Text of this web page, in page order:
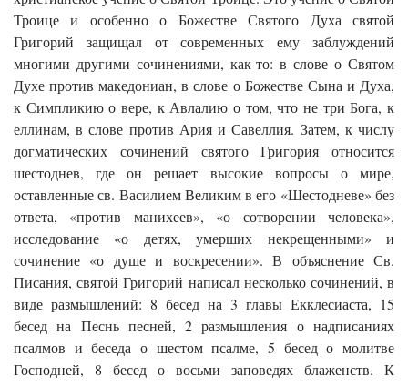
Троице и особенно о Божестве Святого Духа святой
Григорий защищал от современных ему заблуждений
многими другими сочинениями, как-то: в слове о Святом
Духе против македониан, в слове о Божестве Сына и Духа,
к Симпликию о вере, к Авлалию о том, что не три Бога, к
еллинам, в слове против Ария и Савеллия. Затем, к числу
догматических сочинений святого Григория относится
шестоднев, где он решает высокие вопросы о мире,
оставленные св. Василием Великим в его «Шестодневе» без
ответа, «против манихеев», «о сотворении человека»,
исследование «о детях, умерших некрещенными» и
сочинение «о душе и воскресении». В объяснение Св.
Писания, святой Григорий написал несколько сочинений, в
виде размышлений: 8 бесед на 3 главы Екклесиаста, 15
бесед на Песнь песней, 2 размышления о надписаниях
псалмов и беседа о шестом псалме, 5 бесед о молитве
Господней, 8 бесед о восьми заповедях блаженств. К